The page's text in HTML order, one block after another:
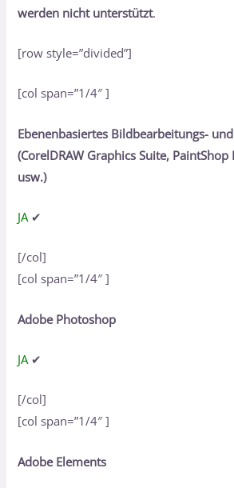
werden nicht unterstützt.
[row style=”divided”]
[col span=”1/4″ ]
Ebenenbasiertes Bildbearbeitungs-
(CorelDRAW Graphics Suite,
usw.)
JA ✔
[/col]
[col span=”1/4″ ]
Adobe Photoshop
JA ✔
[/col]
[col span=”1/4″ ]
Adobe Elements